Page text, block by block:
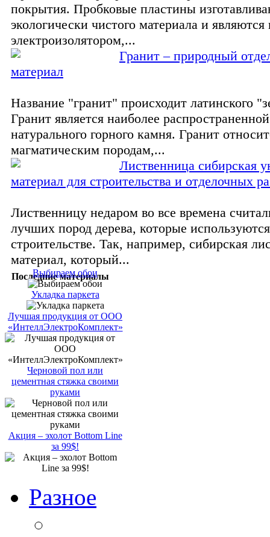
покрытия. Пробковые пластины
экологически чистого материала и
электроизолятором,...
Гранит – природный
материал
Название "гранит" происходит латинского
Гранит является наиболее
натурального горного камня. Гранит
магматическим породам,...
Лиственница сибирская
материал для строительства и отделочных
Лиственницу недаром во все времена
лучших пород дерева, которые
строительстве. Так, например, сибирская
материал, который...
Последние материалы
Выбираем обои
Укладка паркета
Лучшая продукция от ООО
«ИнтеллЭлектроКомплект»
Черновой пол или
цементная стяжка своими
руками
Акция – эхолот Bottom Line
за 99$!
Разное